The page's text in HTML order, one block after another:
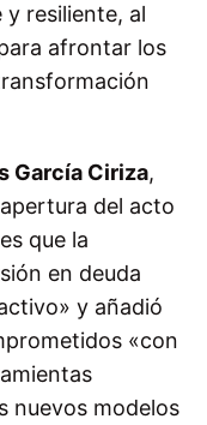
resiliente, al
afrontar los
García Ciriza,
del acto
que la
en deuda
y añadió
«con
nuevos modelos